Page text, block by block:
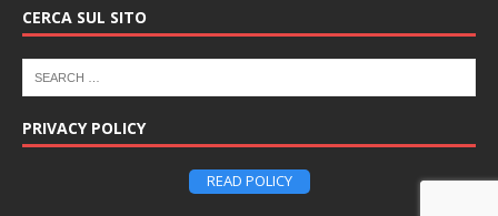
CERCA SUL SITO
PRIVACY POLICY
READ POLICY